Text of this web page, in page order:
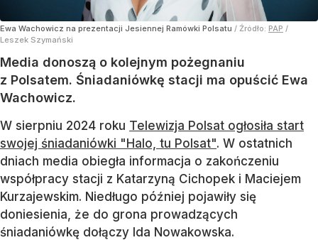
Ewa Wachowicz na prezentacji Jesiennej Ramówki Polsatu / Źródło: PAP /
Leszek Szymański
Media donoszą o kolejnym pożegnaniu
z Polsatem. Śniadaniówkę stacji ma opuścić Ewa
Wachowicz.
W sierpniu 2024 roku Telewizja Polsat ogłosiła start
swojej śniadaniówki "Halo, tu Polsat". W ostatnich
dniach media obiegła informacja o zakończeniu
współpracy stacji z Katarzyną Cichopek i Maciejem
Kurzajewskim. Niedługo później pojawiły się
doniesienia, że do grona prowadzących
śniadaniówkę dołączy Ida Nowakowska.